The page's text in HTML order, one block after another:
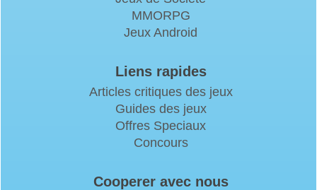
MMORPG
Jeux Android
Liens rapides
Articles critiques des jeux
Guides des jeux
Offres Speciaux
Concours
Cooperer avec nous